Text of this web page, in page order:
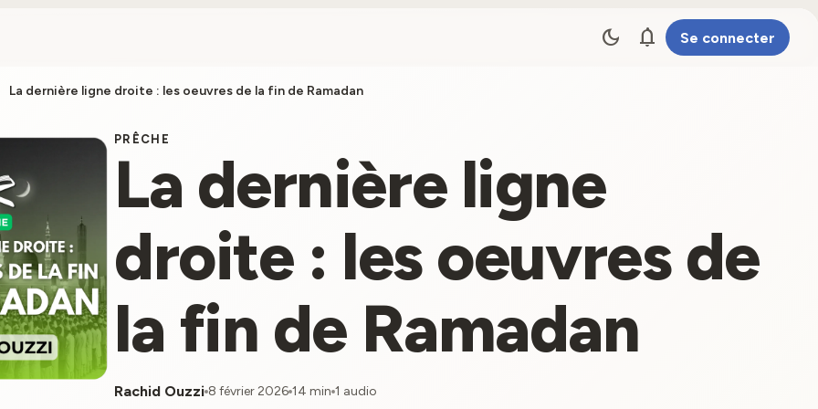
dark_mode notifications Se connecter
La dernière ligne droite : les oeuvres de la fin de Ramadan
PRÊCHE
La dernière ligne
droite : les oeuvres de
la fin de Ramadan
Rachid Ouzzi 8 février 2026 14 min 1 audio